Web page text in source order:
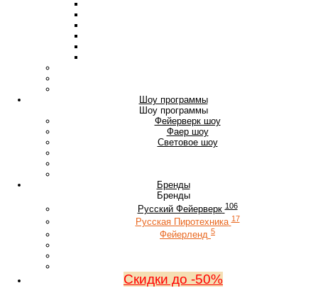
Шоу программы
Шоу программы
Фейерверк шоу
Фаер шоу
Световое шоу
Бренды
Бренды
Русский Фейерверк 106
Русская Пиротехника 17
Фейерленд 5
Скидки до -50%